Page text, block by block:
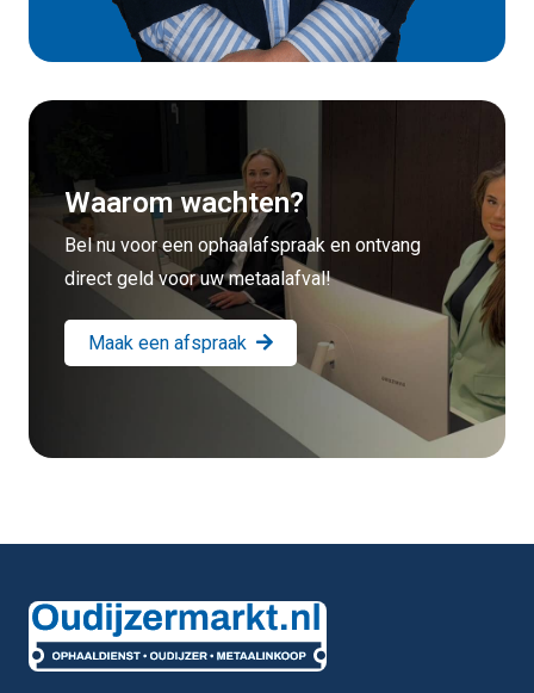
Waarom wachten?
Bel nu voor een ophaalafspraak en ontvang
direct geld voor uw metaalafval!
Maak een afspraak